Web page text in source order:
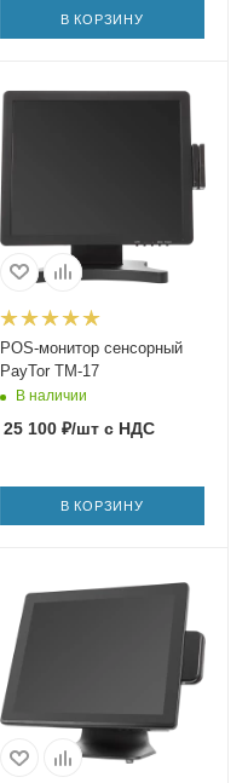
В КОРЗИНУ
POS-монитор сенсорный
PayTor TM-17
В наличии
25 100₽/штс НДС
В КОРЗИНУ